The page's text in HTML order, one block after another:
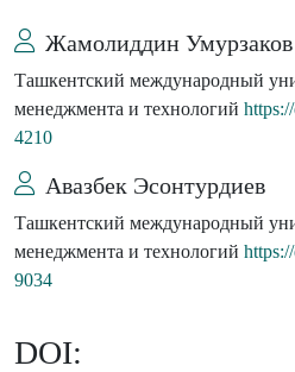
Жамолиддин Умурзаков
Ташкентский международный
менеджмента и технологий
4210
Авазбек Эсонтурдиев
Ташкентский международный
менеджмента и технологий
9034
DOI: